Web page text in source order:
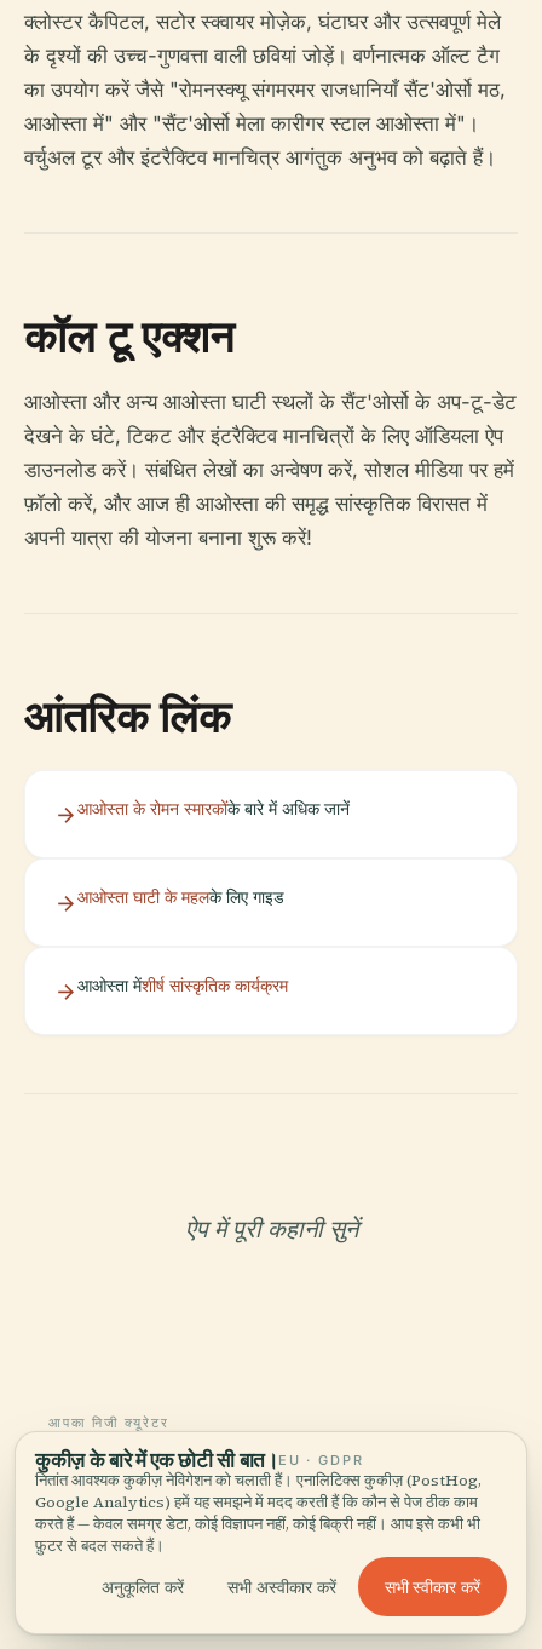
क्लोस्टर कैपिटल, सटोर स्क्वायर मोज़ेक, घंटाघर और उत्सवपूर्ण मेले
के दृश्यों की उच्च-गुणवत्ता वाली छवियां जोड़ें। वर्णनात्मक ऑल्ट टैग
का उपयोग करें जैसे "रोमनस्क्यू संगमरमर राजधानियाँ सैंट'ओर्सो मठ,
आओस्ता में" और "सैंट'ओर्सो मेला कारीगर स्टाल आओस्ता में"।
वर्चुअल टूर और इंटरैक्टिव मानचित्र आगंतुक अनुभव को बढ़ाते हैं।
कॉल टू एक्शन
आओस्ता और अन्य आओस्ता घाटी स्थलों के सैंट'ओर्सो के अप-टू-डेट
देखने के घंटे, टिकट और इंटरैक्टिव मानचित्रों के लिए ऑडियला ऐप
डाउनलोड करें। संबंधित लेखों का अन्वेषण करें, सोशल मीडिया पर हमें
फ़ॉलो करें, और आज ही आओस्ता की समृद्ध सांस्कृतिक विरासत में
अपनी यात्रा की योजना बनाना शुरू करें!
आंतरिक लिंक
आओस्ता के रोमन स्मारकोंके बारे में अधिक जानें
आओस्ता घाटी के महलके लिए गाइड
आओस्ता मेंशीर्ष सांस्कृतिक कार्यक्रम
ऐप में पूरी कहानी सुनें
आपका निजी क्यूरेटर
पूरा संत'ओर्सो,
बखूबी सुनाया गया।
96 देशों के 1,100+ शहरों के लिए ऑडियो गाइड। इतिहास,
कहानियाँ और स्थानीय जानकारी — ऑफलाइन उपलब्ध।
कुकीज़ के बारे में एक छोटी सी बात। EU · GDPR
नितांत आवश्यक कुकीज़ नेविगेशन को चलाती हैं। एनालिटिक्स कुकीज़ (PostHog,
Google Analytics) हमें यह समझने में मदद करती हैं कि कौन से पेज ठीक काम
करते हैं — केवल समग्र डेटा, कोई विज्ञापन नहीं, कोई बिक्री नहीं। आप इसे कभी भी
फ़ुटर से बदल सकते हैं।
अनुकूलित करें सभी अस्वीकार करें सभी स्वीकार करें